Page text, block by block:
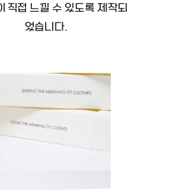
직접 느낄 수 있도록 제작되
었습니다.